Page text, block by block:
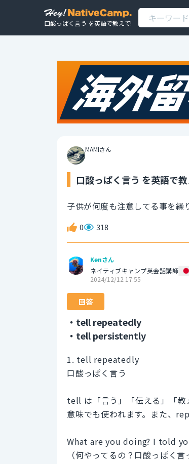
口酸っぱく言う を英語で教えて!
MAMIさん
口酸っぱく言う を英語で
子供が何度も注意してる事を繰
0 318
Kenさん
ネイティブキャンプ英会話講師
2024/12/12 17:55
回答
・tell repeatedly
・tell persistently
1. tell repeatedly
口酸っぱく言う
tell は「言う」「伝える」「教
意味でも使われます。また、
What are you doing? I told
（何やってるの？口酸っぱく言